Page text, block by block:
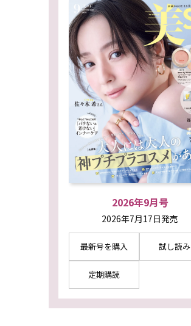
2026年9月号
2026年7月17日発売
最新号を購入 試し読み
定期購読